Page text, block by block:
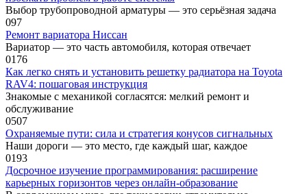
Выбор трубопроводной арматуры — это серьёзная задача
097
Ремонт вариатора Ниссан
Вариатор — это часть автомобиля, которая отвечает
0176
Как легко снять и установить решетку радиатора на Toyota
RAV4: пошаговая инструкция
Знакомые с механикой согласятся: мелкий ремонт и
обслуживание
0507
Охраняемые пути: сила и стратегия конусов сигнальных
Наши дороги — это место, где каждый шаг, каждое
0193
Досрочное изучение программирования: расширение
карьерных горизонтов через онлайн-образование